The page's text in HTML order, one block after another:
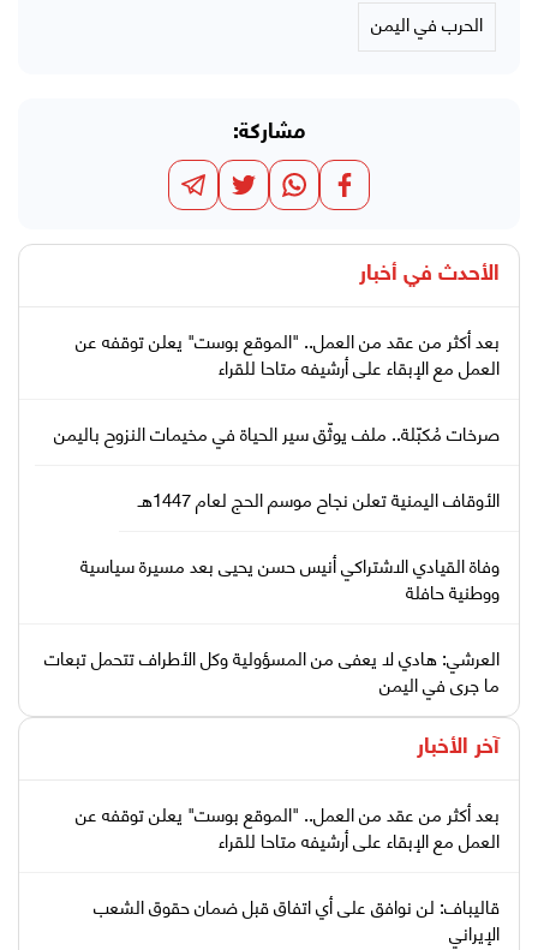
الحرب في اليمن
مشاركة:
الأحدث في أخبار
بعد أكثر من عقد من العمل.. "الموقع بوست" يعلن توقفه عن
العمل مع الإبقاء على أرشيفه متاحا للقراء
صرخات مُكبّلة.. ملف يوثّق سير الحياة في مخيمات النزوح باليمن
الأوقاف اليمنية تعلن نجاح موسم الحج لعام 1447هـ
وفاة القيادي الاشتراكي أنيس حسن يحيى بعد مسيرة سياسية
ووطنية حافلة
العرشي: هادي لا يعفى من المسؤولية وكل الأطراف تتحمل تبعات
ما جرى في اليمن
آخر الأخبار
بعد أكثر من عقد من العمل.. "الموقع بوست" يعلن توقفه عن
العمل مع الإبقاء على أرشيفه متاحا للقراء
قاليباف: لن نوافق على أي اتفاق قبل ضمان حقوق الشعب
الإيراني